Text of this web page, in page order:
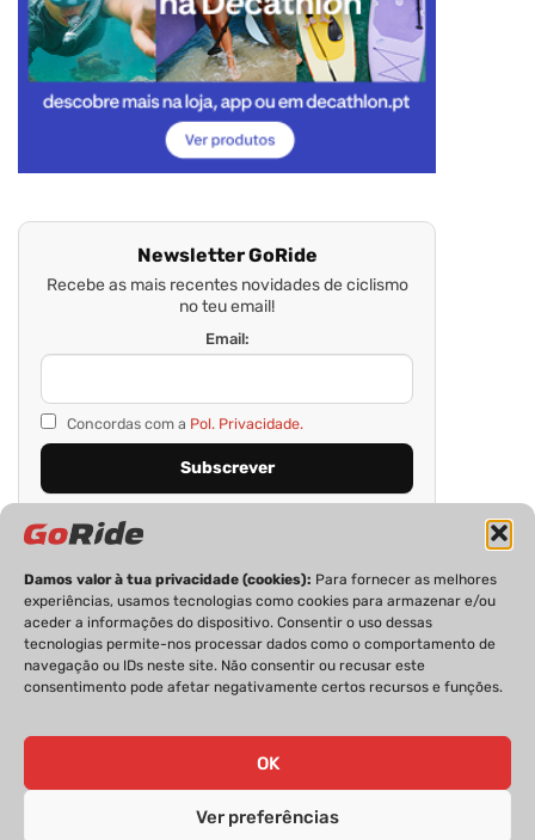
Damos valor à tua privacidade (cookies): Para fornecer as melhores
experiências, usamos tecnologias como cookies para armazenar e/ou
aceder a informações do dispositivo. Consentir o uso dessas
tecnologias permite-nos processar dados como o comportamento de
navegação ou IDs neste site. Não consentir ou recusar este
consentimento pode afetar negativamente certos recursos e funções.
OK
Ver preferências
Newsletter GoRide
Recebe as mais recentes novidades de ciclismo
no teu email!
Email:
Concordas com a Pol. Privacidade.
PRIVACIDADE FICHA TÉCNICA
ESTATUTO EDITORIAL